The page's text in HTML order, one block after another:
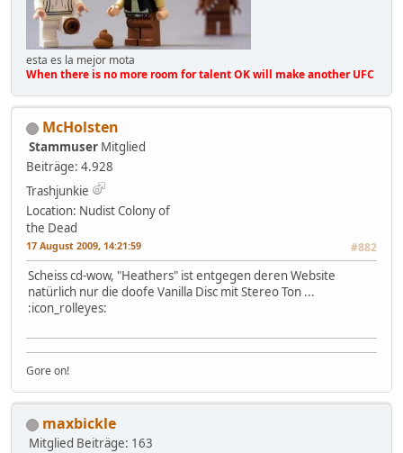
esta es la mejor mota
When there is no more room for talent OK will make another UFC
McHolsten
Stammuser Mitglied
Beiträge: 4.928
Trashjunkie
Location: Nudist Colony of
the Dead
17 August 2009, 14:21:59 #882
Scheiss cd-wow, "Heathers" ist entgegen deren Website
natürlich nur die doofe Vanilla Disc mit Stereo Ton ...
:icon_rolleyes:
Gore on!
maxbickle
Mitglied Beiträge: 163